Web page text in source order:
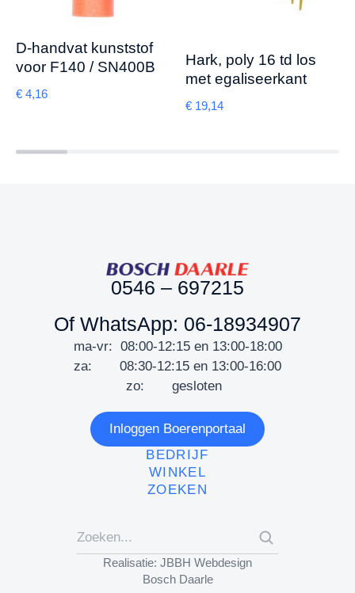
D-handvat kunststof
voor F140 / SN400B
€ 4,16
Hark, poly 16 td los
met egaliseerkant
€ 19,14
0546 – 697215
Of WhatsApp: 06-18934907
ma-vr: 08:00-12:15 en 13:00-18:00
za: 08:30-12:15 en 13:00-16:00
zo: gesloten
Inloggen Boerenportaal
BEDRIJF
WINKEL
ZOEKEN
Realisatie: JBBH Webdesign
Bosch Daarle